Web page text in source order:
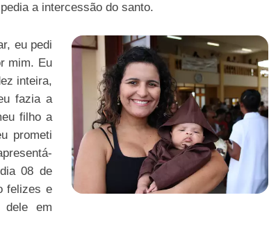
a intercessão do santo.
eu pedi
mim. Eu
inteira,
fazia a
filho a
prometi
08 de
felizes e
dele em